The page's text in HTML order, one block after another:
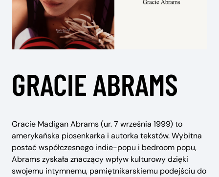
GRACIE ABRAMS
Gracie Madigan Abrams (ur. 7 września 1999) to
amerykańska piosenkarka i autorka tekstów. Wybitna
postać współczesnego indie-popu i bedroom popu,
Abrams zyskała znaczący wpływ kulturowy dzięki
swojemu intymnemu, pamiętnikarskiemu podejściu do